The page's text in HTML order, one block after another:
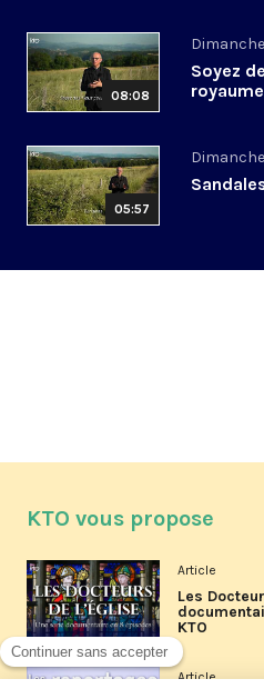
08:08
Soyez
royaume
05:57
KTO vous propose
Article
Les
KTO
Article